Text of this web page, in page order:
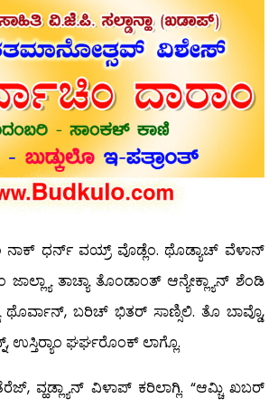
ನಾಕ್ ಧರ್ನ್ ವಯ್ರ್ ವೊಡ್ಲೆಂ. ಥೊಡ್ಯಾಚ್ ವೆಳಾನ್
ತಾಚ್ಯಾ ತೊಂಡಾಂತ್ ಆನ್ಯೇಕ್ಲ್ಯಾನ್ ಶೆಂಡಿ
ಥೊರ್ವಾನ್, ಬರಿಚ್ ಭಿತರ್ ಸಾಣ್ಸಿಲಿ. ತೊ ಬಾವ್ಡೊ,
ಉಸ್ತಿರ‍್ಯಾಂ ಘರ್ಘರೊಂಕ್ ಲಾಗ್ಲೊ.
ವ್ಹಡ್ಲ್ಯಾನ್ ವಿಳಾಪ್ ಕರಿಲಾಗ್ಲಿ. “ಆಮ್ಚಿ ಖಬರ್